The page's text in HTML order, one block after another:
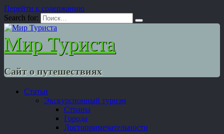
Перейти к содержанию
Search for:
Мир Туриста
Сайт о путешествиях
Статьи
Экскурсионный туризм
Страны
Города
Достопримечательности